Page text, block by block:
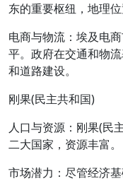
东的重要枢纽，地理位
电商与物流：埃及电
平。政府在交通和物
和道路建设。
刚果(民主共和国)
人口与资源：刚果(民
二大国家，资源丰富。
市场潜力：尽管经济